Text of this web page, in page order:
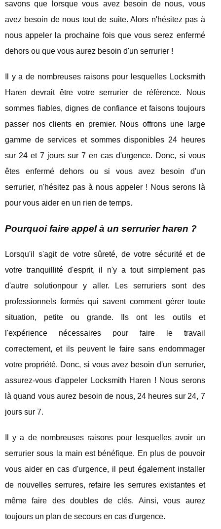
savons que lorsque vous avez besoin de nous, vous
avez besoin de nous tout de suite. Alors n'hésitez pas à
nous appeler la prochaine fois que vous serez enfermé
dehors ou que vous aurez besoin d'un serrurier !
Il y a de nombreuses raisons pour lesquelles Locksmith
Haren devrait être votre serrurier de référence. Nous
sommes fiables, dignes de confiance et faisons toujours
passer nos clients en premier. Nous offrons une large
gamme de services et sommes disponibles 24 heures
sur 24 et 7 jours sur 7 en cas d'urgence. Donc, si vous
êtes enfermé dehors ou si vous avez besoin d'un
serrurier, n'hésitez pas à nous appeler ! Nous serons là
pour vous aider en un rien de temps.
Pourquoi faire appel à un serrurier haren ?
Lorsqu'il s'agit de votre sûreté, de votre sécurité et de
votre tranquillité d'esprit, il n'y a tout simplement pas
d'autre solutionpour y aller. Les serruriers sont des
professionnels formés qui savent comment gérer toute
situation, petite ou grande. Ils ont les outils et
l'expérience nécessaires pour faire le travail
correctement, et ils peuvent le faire sans endommager
votre propriété. Donc, si vous avez besoin d'un serrurier,
assurez-vous d'appeler Locksmith Haren ! Nous serons
là quand vous aurez besoin de nous, 24 heures sur 24, 7
jours sur 7.
Il y a de nombreuses raisons pour lesquelles avoir un
serrurier sous la main est bénéfique. En plus de pouvoir
vous aider en cas d'urgence, il peut également installer
de nouvelles serrures, refaire les serrures existantes et
même faire des doubles de clés. Ainsi, vous aurez
toujours un plan de secours en cas d'urgence.